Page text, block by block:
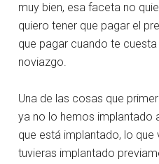
muy bien, esa faceta no
quiero tener que pagar el
que pagar cuando te cuesta
noviazgo.
Una de las cosas que
ya no lo hemos implantado
que está implantado, lo
tuvieras implantado